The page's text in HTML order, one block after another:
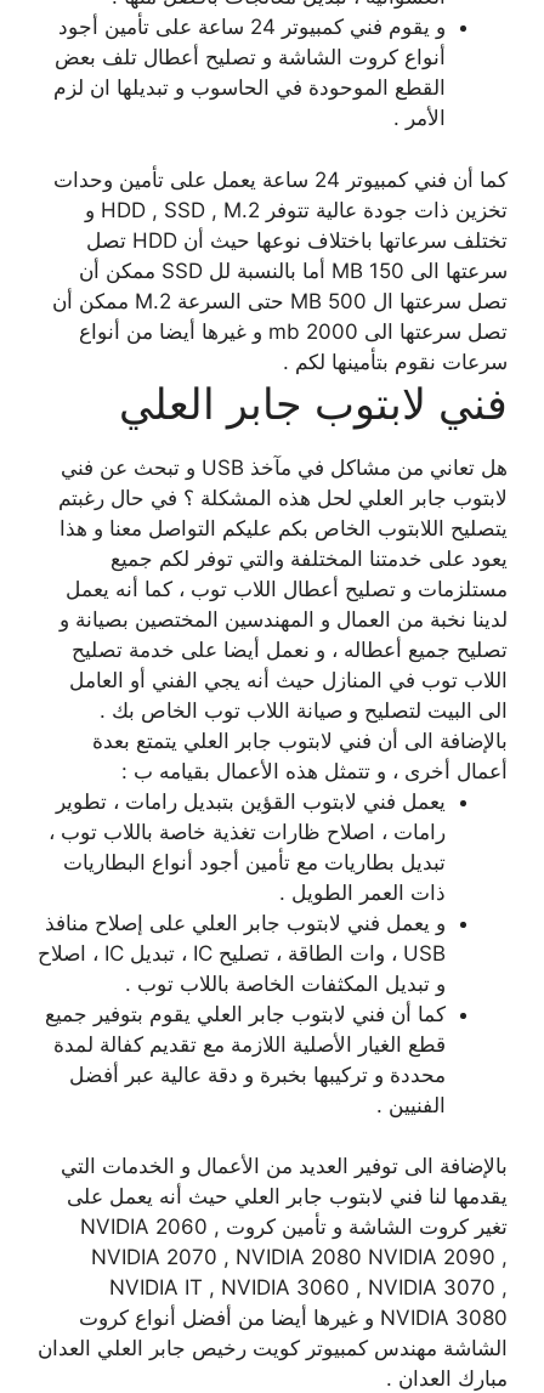
و يقوم فني كمبيوتر 24 ساعة على تأمين أجود
أنواع كروت الشاشة و تصليح أعطال تلف بعض
القطع الموحودة في الحاسوب و تبديلها ان لزم
الأمر .
كما أن فني كمبيوتر 24 ساعة يعمل على تأمين وحدات
تخزين ذات جودة عالية تتوفر HDD , SSD , M.2 و
تختلف سرعاتها باختلاف نوعها حيث أن HDD تصل
سرعتها الى 150 MB أما بالنسبة لل SSD ممكن أن
تصل سرعتها ال 500 MB حتى السرعة M.2 ممكن أن
تصل سرعتها الى 2000 mb و غيرها أيضا من أنواع
سرعات نقوم بتأمينها لكم .
فني لابتوب جابر العلي
هل تعاني من مشاكل في مآخذ USB و تبحث عن فني
لابتوب جابر العلي لحل هذه المشكلة ؟ في حال رغبتم
يتصليح اللابتوب الخاص بكم عليكم التواصل معنا و هذا
يعود على خدمتنا المختلفة والتي توفر لكم جميع
مستلزمات و تصليح أعطال اللاب توب ، كما أنه يعمل
لدينا نخبة من العمال و المهندسين المختصين بصيانة و
تصليح جميع أعطاله ، و نعمل أيضا على خدمة تصليح
اللاب توب في المنازل حيث أنه يجي الفني أو العامل
الى البيت لتصليح و صيانة اللاب توب الخاص بك .
بالإضافة الى أن فني لابتوب جابر العلي يتمتع بعدة
أعمال أخرى ، و تتمثل هذه الأعمال بقيامه ب :
يعمل فني لابتوب القؤين بتبديل رامات ، تطوير
رامات ، اصلاح ظارات تغذية خاصة باللاب توب ،
تبديل بطاريات مع تأمين أجود أنواع البطاريات
ذات العمر الطويل .
و يعمل فني لابتوب جابر العلي على إصلاح منافذ
USB ، وات الطاقة ، تصليح IC ، تبديل IC ، اصلاح
و تبديل المكثفات الخاصة باللاب توب .
كما أن فني لابتوب جابر العلي يقوم بتوفير جميع
قطع الغيار الأصلية اللازمة مع تقديم كفالة لمدة
محددة و تركيبها بخبرة و دقة عالية عبر أفضل
الفنيين .
بالإضافة الى توفير العديد من الأعمال و الخدمات التي
يقدمها لنا فني لابتوب جابر العلي حيث أنه يعمل على
تغير كروت الشاشة و تأمين كروت NVIDIA 2060 ,
NVIDIA 2070 , NVIDIA 2080 NVIDIA 2090 ,
NVIDIA IT , NVIDIA 3060 , NVIDIA 3070 ,
NVIDIA 3080 و غيرها أيضا من أفضل أنواع كروت
الشاشة مهندس كمبيوتر كويت رخيص جابر العلي العدان
مبارك العدان .